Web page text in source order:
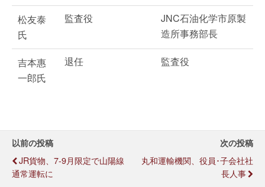
松友泰
氏
監査役
JNC石油化学市原製
造所事務部長
吉本惠
一郎氏
退任 監査役
以前の投稿
JR貨物、7-9月限定で山陽線
通常運転に
次の投稿
丸和運輸機関、役員･子会社社
長人事